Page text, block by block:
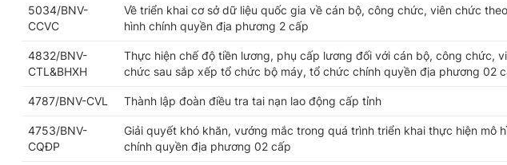
5034/BNV-
CCVC
Về triển khai cơ sở dữ liệu quốc gia về cán bộ, công chức, viên chức
hình chính quyền địa phương 2 cấp
4832/BNV-
CTL&BHXH
Thực hiện chế độ tiền lương, phụ cấp lương đối với cán bộ, công chức,
chức sau sắp xếp tổ chức bộ máy, tổ chức chính quyền địa phương 02
4787/BNV-CVL Thành lập đoàn điều tra tai nạn lao động cấp tỉnh
4753/BNV-
CQĐP
Giải quyết khó khăn, vướng mắc trong quá trình triển khai thực hiện mô
chính quyền địa phương 02 cấp